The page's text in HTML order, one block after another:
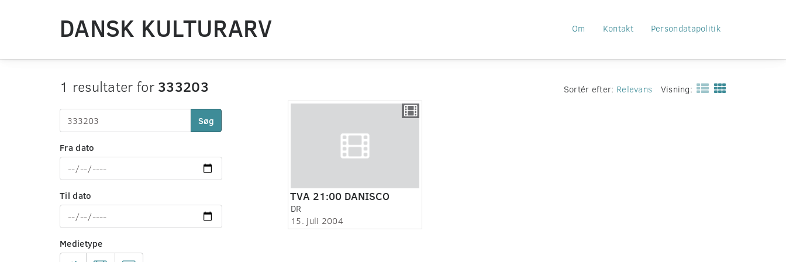
DANSK KULTURARV Om Kontakt Persondatapolitik
1 resultater for 333203
Søg
Fra dato
Til dato
Medietype
Sortér efter: Relevans Visning:
TVA 21:00 DANISCO
DR
15. juli 2004